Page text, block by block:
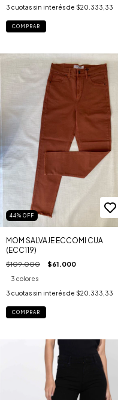
3 cuotas sin interés de $20.333,33
COMPRAR
44% OFF
MOM SALVAJE ECCOMI CUA
(ECC119)
$109.000 $61.000
3 colores
3 cuotas sin interés de $20.333,33
COMPRAR